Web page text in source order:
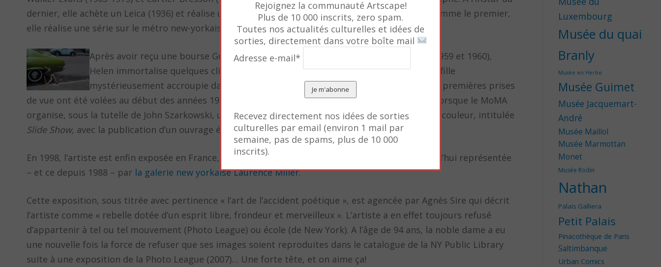
dernier, elle achète un Leica (1936) et réalise un voyage (le seul à l’étranger) au Mexique (1941). Comme le premier,
elle réalise une série sur le métro new-yorkais dans les années 1960.
Après avoir reçu une bourse Guggenheim pour étudier la photographie couleur (1959 et 1960),
Helen immortalise quelques clichés aujourd’hui célèbres comme celui d’une petite fille
mystérieusement accroupie dans un caniveau devant une voiture vert pomme. Ses premières prises
de vue ont été volées au début des années 1970. Mais la récompense vient quatre ans plus tard, lorsque le MoMA
organise, sous la tutelle de John Szarkowski, une projection continue de 40 de ses photographies couleur, intitulée
Slide Show, avec la publication d’un ouvrage éponyme en 2005.
En 1998, l’artiste est enfin exposée en France, à la galerie Anne de Villepoix (Paris). Elle est aujourd’hui représentée
– et ce depuis 1988 – par la galerie new yorkaise Laurence Miller.
Cette exposition, sous titrée avec pertinence « l’art de l’accident poétique », est agencée par Agnès Sire qui décrit
l’artiste comme « rebelle dotée d’un esprit libre, frondeur et merveilleux ». L’artiste a en effet toujours refusé
d’appartenir à tel ou tel mouvement (Photo League) ou école (de New York). A l’âge de 94 ans, la noble dame a eu
une nouvelle fois la force de refuser que ses images soient reproduites dans le catalogue de la NY Public Library
suite à une exposition de la Photo League (2007)… Une forte tête, et on aime ça!
Luxembourg
Musée du quai
Branly
Musée en Herbe
Musée Guimet
Musée Jacquemart-
André
Musée Maillol
Musée Marmottan
Monet
Musée Rodin
Nathan
Palais Galliera
Petit Palais
Pinacothèque de Paris
Saltimbanque
Urban Comics
Rejoignez la communauté Artscape!
Plus de 10 000 inscrits, zero spam.
Toutes nos actualités culturelles et idées de
sorties, directement dans votre boîte mail
Adresse e-mail*
Recevez directement nos idées de sorties
culturelles par email (environ 1 mail par
semaine, pas de spams, plus de 10 000
inscrits).